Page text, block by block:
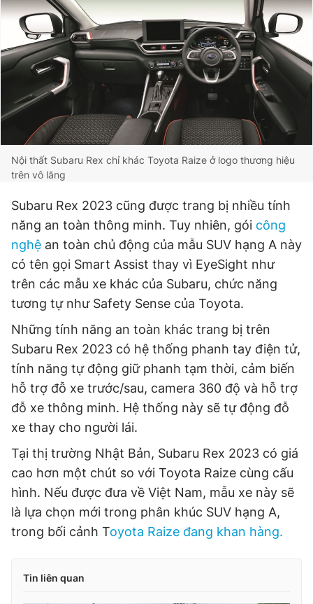
Nội thất Subaru Rex chỉ khác Toyota Raize ở logo thương hiệu
trên vô lăng
Subaru Rex 2023 cũng được trang bị nhiều tính
năng an toàn thông minh. Tuy nhiên, gói công
nghệ an toàn chủ động của mẫu SUV hạng A này
có tên gọi Smart Assist thay vì EyeSight như
trên các mẫu xe khác của Subaru, chức năng
tương tự như Safety Sense của Toyota.
Những tính năng an toàn khác trang bị trên
Subaru Rex 2023 có hệ thống phanh tay điện tử,
tính năng tự động giữ phanh tạm thời, cảm biến
hỗ trợ đỗ xe trước/sau, camera 360 độ và hỗ trợ
đỗ xe thông minh. Hệ thống này sẽ tự động đỗ
xe thay cho người lái.
Tại thị trường Nhật Bản, Subaru Rex 2023 có giá
cao hơn một chút so với Toyota Raize cùng cấu
hình. Nếu được đưa về Việt Nam, mẫu xe này sẽ
là lựa chọn mới trong phân khúc SUV hạng A,
trong bối cảnh Toyota Raize đang khan hàng.
Tin liên quan